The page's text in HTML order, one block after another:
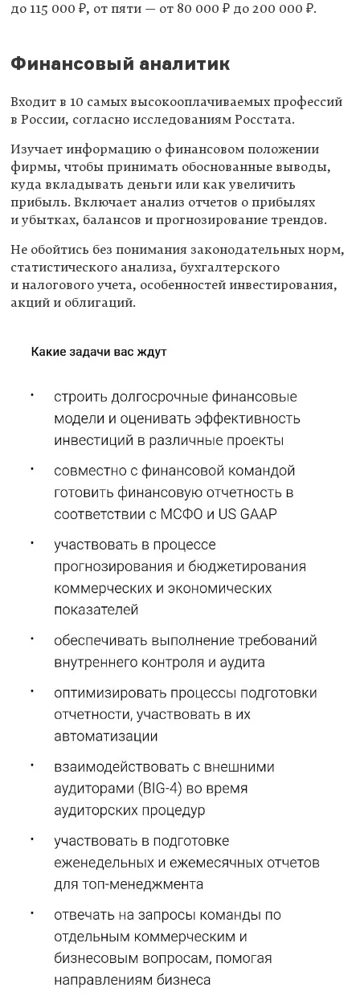
до 115 000 ₽, от пяти — от 80 000 ₽ до 200 000 ₽.
Финансовый аналитик
Входит в 10 самых высокооплачиваемых профессий
в России, согласно исследованиям Росстата.
Изучает информацию о финансовом положении
фирмы, чтобы принимать обоснованные выводы,
куда вкладывать деньги или как увеличить
прибыль. Включает анализ отчетов о прибылях
и убытках, балансов и прогнозирование трендов.
Не обойтись без понимания законодательных норм,
статистического анализа, бухгалтерского
и налогового учета, особенностей инвестирования,
акций и облигаций.